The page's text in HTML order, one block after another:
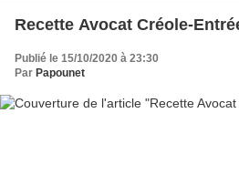
Recette Avocat Créole-
Publié le 15/10/2020 à 23:30
Par Papounet